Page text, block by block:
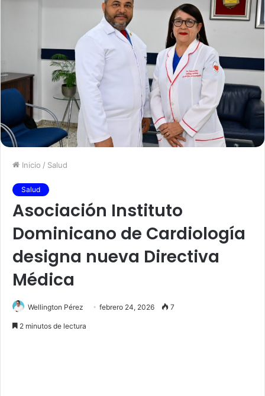
Inicio / Salud
Salud
Asociación Instituto
Dominicano de Cardiología
designa nueva Directiva
Médica
Wellington Pérez febrero 24, 2026 7
2 minutos de lectura